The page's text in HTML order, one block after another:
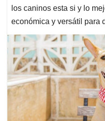
los caninos esta si y lo
económica y versátil para